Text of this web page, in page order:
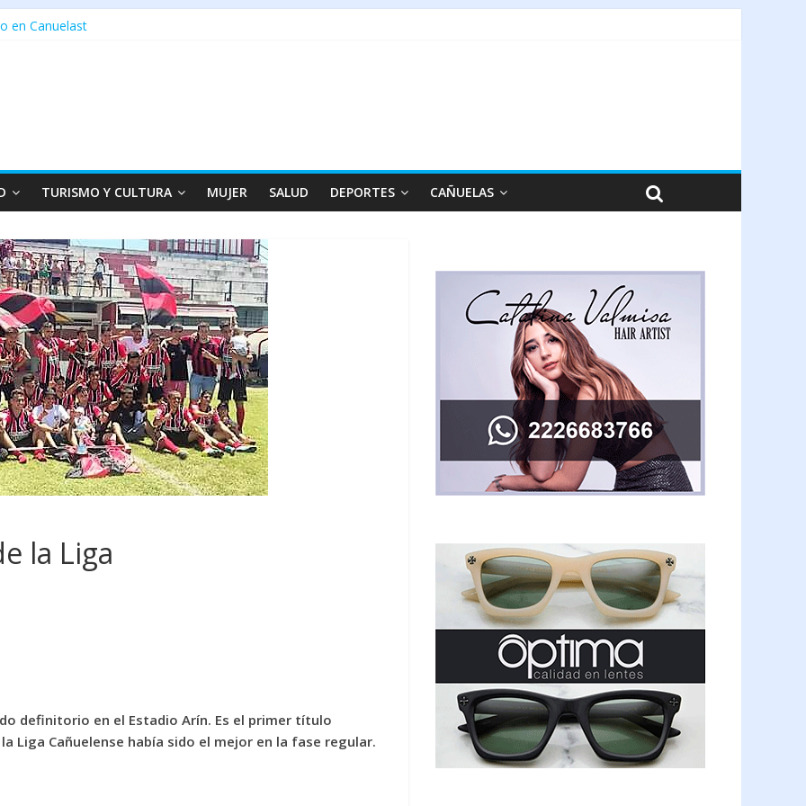
en Canuelast
TURISMO Y CULTURA MUJER SALUD DEPORTES CAÑUELAS
la Liga
definitorio en el Estadio Arín. Es el primer título
Liga Cañuelense había sido el mejor en la fase regular.